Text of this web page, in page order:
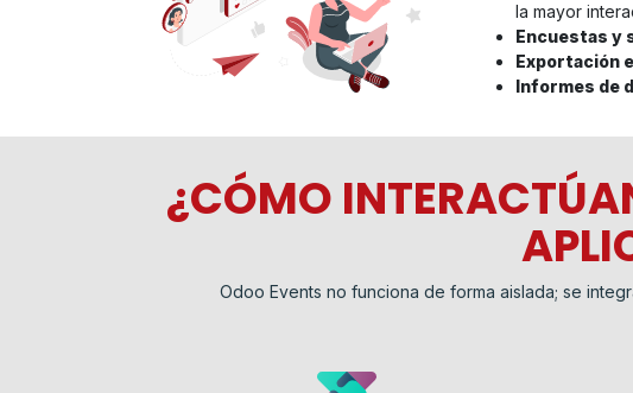
la mayor
Encuestas y
Exportación
Informes de
¿CÓMO
Odoo Events no funciona de forma aislada; se